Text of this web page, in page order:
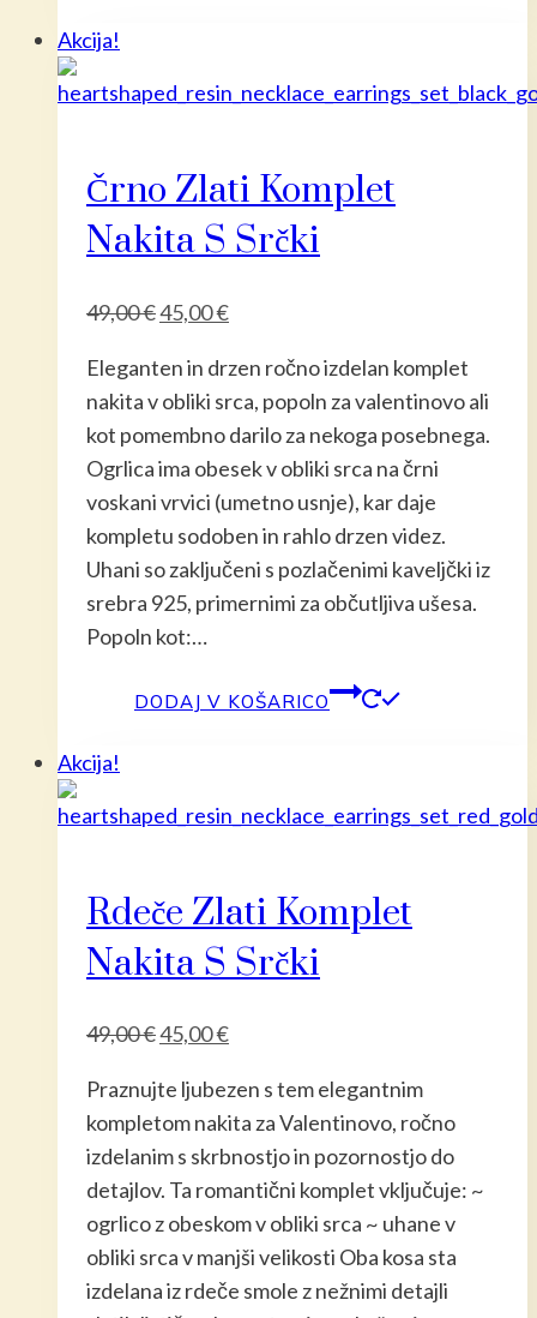
Akcija!
Črno Zlati Komplet
Nakita S Srčki
49,00€Izvirna
je
bila:
49,00 €.
45,00€Trenutna
je:
45,00 €.
Eleganten in drzen ročno izdelan komplet
nakita v obliki srca, popoln za valentinovo ali
kot pomembno darilo za nekoga posebnega.
Ogrlica ima obesek v obliki srca na črni
voskani vrvici (umetno usnje), kar daje
kompletu sodoben in rahlo drzen videz.
Uhani so zaključeni s pozlačenimi kaveljčki iz
srebra 925, primernimi za občutljiva ušesa.
Popoln kot:…
DODAJ V KOŠARICO
Akcija!
Rdeče Zlati Komplet
Nakita S Srčki
49,00€Izvirna
je
bila:
49,00 €.
45,00€Trenutna
je:
45,00 €.
Praznujte ljubezen s tem elegantnim
kompletom nakita za Valentinovo, ročno
izdelanim s skrbnostjo in pozornostjo do
detajlov. Ta romantični komplet vključuje: ~
ogrlico z obeskom v obliki srca ~ uhane v
obliki srca v manjši velikosti Oba kosa sta
izdelana iz rdeče smole z nežnimi detajli